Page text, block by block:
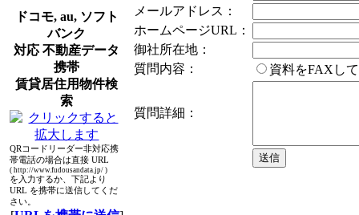
ドコモ, au, ソフト
バンク
対応 不動産データ
携帯
賃貸居住用物件検
索
QRコードリーダー非対応携
帯電話の場合は直接 URL
( http://www.fudousandata.jp/ )
を入力するか、下記より
URL を携帯に送信してくだ
さい。
メールアドレス：
ホームページURL：
御社所在地：
質問内容：
資料をFAXし
質問詳細：